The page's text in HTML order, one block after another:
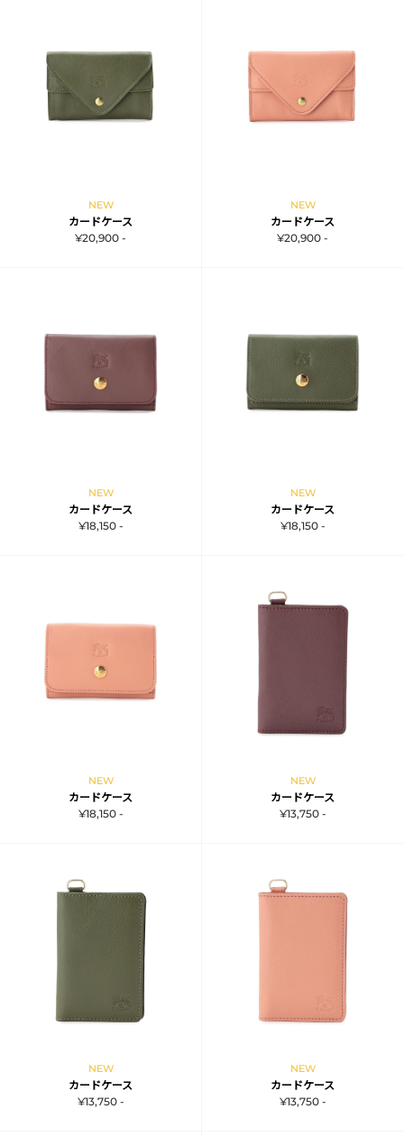
NEW
カードケース
¥20,900 -
NEW
カードケース
¥20,900 -
NEW
カードケース
¥18,150 -
NEW
カードケース
¥18,150 -
NEW
カードケース
¥18,150 -
NEW
カードケース
¥13,750 -
NEW
カードケース
¥13,750 -
NEW
カードケース
¥13,750 -